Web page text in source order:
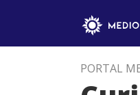
PORTAL